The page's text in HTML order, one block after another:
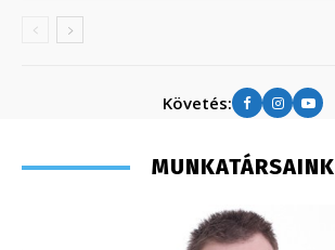
Követés:
MUNKATÁRSAINK